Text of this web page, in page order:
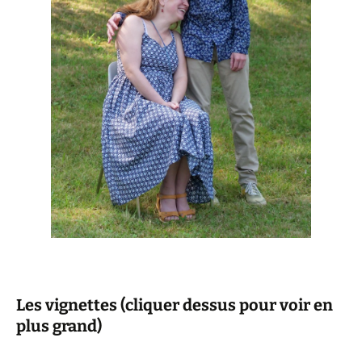
Les vignettes (cliquer dessus pour voir en
plus grand)